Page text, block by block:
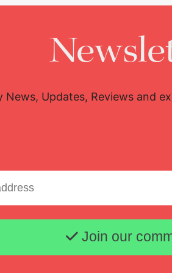
News, Updates, Reviews and
Email
Join our